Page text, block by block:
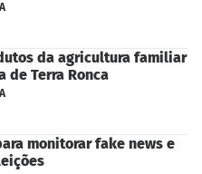
da agricultura familiar
de Terra Ronca
monitorar fake news e